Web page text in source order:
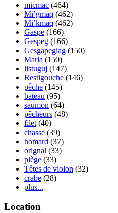
micmac (464)
Mi’gmaq (462)
Mi’kmaq (462)
Gaspe (166)
Gespeg (166)
Gesgapegiag (150)
Maria (150)
listuguj (147)
Restigouche (146)
pêche (145)
bateau (95)
saumon (64)
pêcheurs (48)
filet(40)
chasse (39)
homard (37)
orignal (33)
piège (33)
Têtes de violon (32)
crabe (28)
plus...
Location